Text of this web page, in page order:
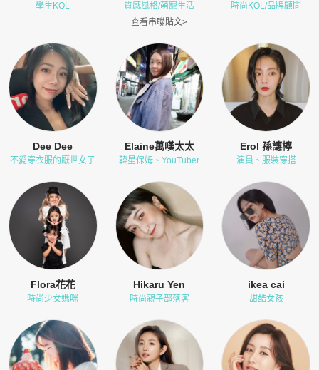
學生KOL
質感風格/萌寵生活
查看串聯貼文>
時尚KOL/品牌顧問
Dee Dee
不愛穿衣服的厭世女子
Elaine萬嘆太太
韓星保姆、YouTuber
Erol 孫譓檸
演員、服裝穿搭
Flora花花
時尚少女媽咪
Hikaru Yen
時尚親子部落客
ikea cai
甜酷女孩